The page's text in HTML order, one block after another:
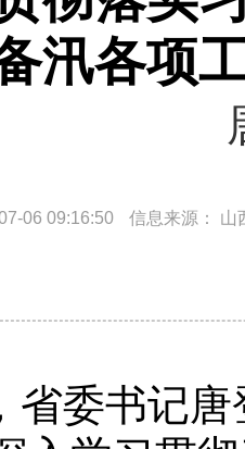
汛各项
06 09:16:50 信息来源： 山
省委书记